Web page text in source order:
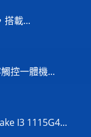
搭載...
控一體機...
I3 1115G4...